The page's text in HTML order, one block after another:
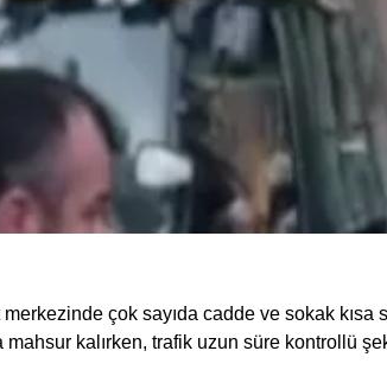
çok sayıda cadde ve sokak
kalırken, trafik uzun süre kontrollü